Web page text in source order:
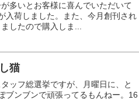
多いとお客様に喜んでいただいて
入荷しました。また、今月創刊され
したので購入しま...
猫
ッフ総選挙ですが、月曜日に、と
ブンブンで頑張ってるもんねー。16